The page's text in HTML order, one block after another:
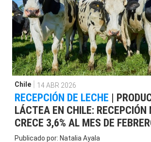
Chile 14 ABR 2026
RECEPCIÓN DE LECHE |
LÁCTEA EN CHILE: RECEPCIÓN
CRECE 3,6% AL MES DE
Publicado por: Natalia Ayala